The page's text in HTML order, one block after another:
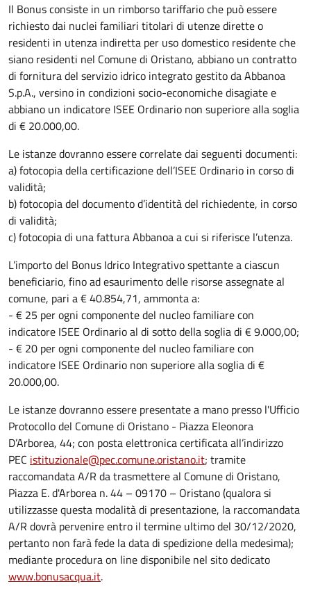
Il Bonus consiste in un rimborso tariffario che può essere
richiesto dai nuclei familiari titolari di utenze dirette o
residenti in utenza indiretta per uso domestico residente che
siano residenti nel Comune di Oristano, abbiano un contratto
di fornitura del servizio idrico integrato gestito da Abbanoa
S.p.A., versino in condizioni socio-economiche disagiate e
abbiano un indicatore ISEE Ordinario non superiore alla soglia
di € 20.000,00.
Le istanze dovranno essere correlate dai seguenti documenti:
a) fotocopia della certificazione dell’ISEE Ordinario in corso di
validità;
b) fotocopia del documento d’identità del richiedente, in corso
di validità;
c) fotocopia di una fattura Abbanoa a cui si riferisce l’utenza.
L’importo del Bonus Idrico Integrativo spettante a ciascun
beneficiario, fino ad esaurimento delle risorse assegnate al
comune, pari a € 40.854,71, ammonta a:
- € 25 per ogni componente del nucleo familiare con
indicatore ISEE Ordinario al di sotto della soglia di € 9.000,00;
- € 20 per ogni componente del nucleo familiare con
indicatore ISEE Ordinario non superiore alla soglia di €
20.000,00.
Le istanze dovranno essere presentate a mano presso l'Ufficio
Protocollo del Comune di Oristano - Piazza Eleonora
D’Arborea, 44; con posta elettronica certificata all’indirizzo
PEC istituzionale@pec.comune.oristano.it; tramite
raccomandata A/R da trasmettere al Comune di Oristano,
Piazza E. d'Arborea n. 44 – 09170 – Oristano (qualora si
utilizzasse questa modalità di presentazione, la raccomandata
A/R dovrà pervenire entro il termine ultimo del 30/12/2020,
pertanto non farà fede la data di spedizione della medesima);
mediante procedura on line disponibile nel sito dedicato
www.bonusacqua.it.